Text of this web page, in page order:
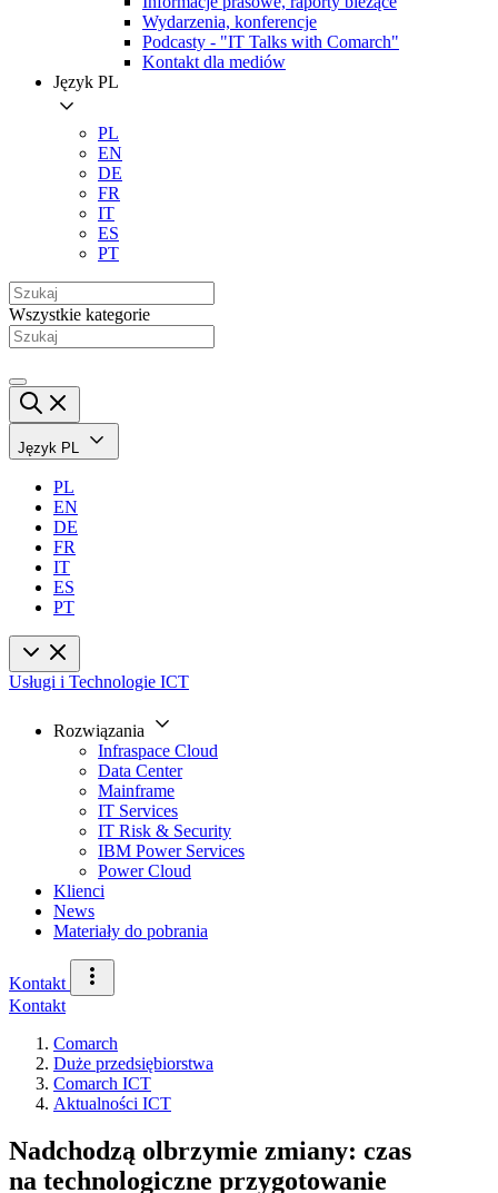
Wydarzenia, konferencje
Podcasty - "IT Talks with Comarch"
Kontakt dla mediów
Język PL
PL
EN
DE
FR
IT
ES
PT
Wszystkie kategorie
Język PL
PL
EN
DE
FR
IT
ES
PT
Usługi i Technologie ICT
Rozwiązania
Infraspace Cloud
Data Center
Mainframe
IT Services
IT Risk & Security
IBM Power Services
Power Cloud
Klienci
News
Materiały do pobrania
Kontakt
Kontakt
Comarch
Duże przedsiębiorstwa
Comarch ICT
Aktualności ICT
Nadchodzą olbrzymie zmiany: czas
na technologiczne przygotowanie